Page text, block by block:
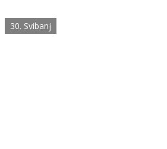
30. Svibanj